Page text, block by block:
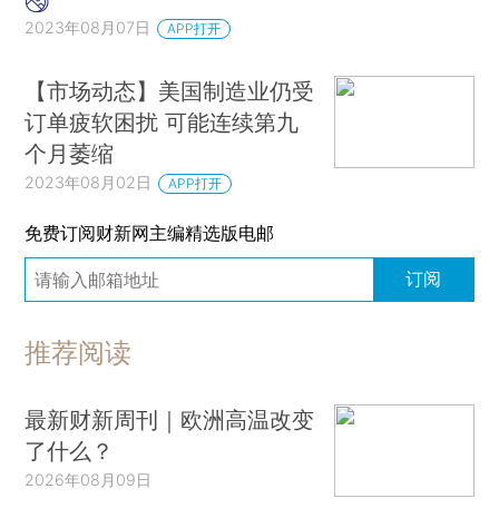
2023年08月07日 APP打开
【市场动态】美国制造业仍受
订单疲软困扰 可能连续第九
个月萎缩
2023年08月02日 APP打开
免费订阅财新网主编精选版电邮
订阅
推荐阅读
最新财新周刊｜欧洲高温改变
了什么？
2026年08月09日